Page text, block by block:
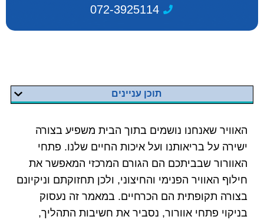
072-3925114
תוכן עניינים
האוויר שאנחנו נושמים בתוך הבית משפיע בצורה
ישירה על בריאותנו ועל איכות החיים שלנו. פתחי
האוורור שבביתכם הם הגורם המרכזי המאפשר את
חילוף האוויר הפנימי והחיצוני, ולכן תחזוקתם וניקיונם
בצורה תקופתית הם הכרחיים. במאמר זה נעסוק
בניקוי פתחי אוורור, נסביר את חשיבות התהליך,